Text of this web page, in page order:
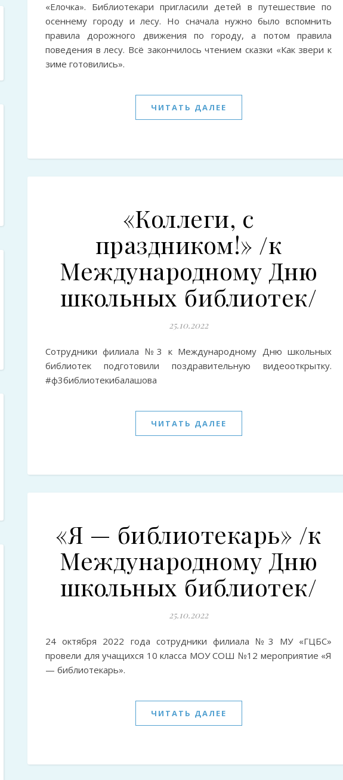
«Елочка». Библиотекари пригласили детей в путешествие по
осеннему городу и лесу. Но сначала нужно было вспомнить
правила дорожного движения по городу, а потом правила
поведения в лесу. Всё закончилось чтением сказки «Как звери к
зиме готовились».
ЧИТАТЬ ДАЛЕЕ
«Коллеги, с
праздником!» /к
Международному Дню
школьных библиотек/
25.10.2022
Сотрудники филиала №3 к Международному Дню школьных
библиотек подготовили поздравительную видеооткрытку.
#ф3библиотекибалашова
ЧИТАТЬ ДАЛЕЕ
«Я — библиотекарь» /к
Международному Дню
школьных библиотек/
25.10.2022
24 октября 2022 года сотрудники филиала №3 МУ «ГЦБС»
провели для учащихся 10 класса МОУ СОШ №12 мероприятие «Я
— библиотекарь».
ЧИТАТЬ ДАЛЕЕ